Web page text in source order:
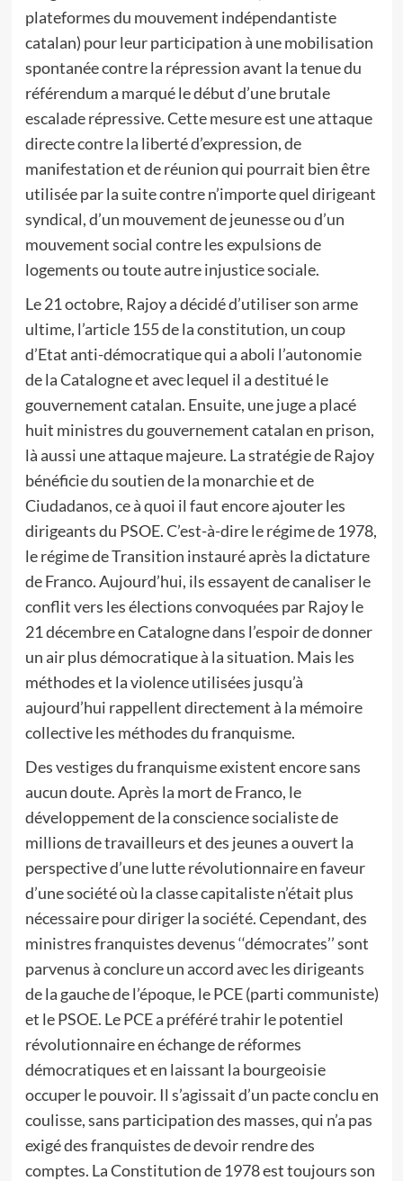
plateformes du mouvement indépendantiste
catalan) pour leur participation à une mobilisation
spontanée contre la répression avant la tenue du
référendum a marqué le début d’une brutale
escalade répressive. Cette mesure est une attaque
directe contre la liberté d’expression, de
manifestation et de réunion qui pourrait bien être
utilisée par la suite contre n’importe quel dirigeant
syndical, d’un mouvement de jeunesse ou d’un
mouvement social contre les expulsions de
logements ou toute autre injustice sociale.
Le 21 octobre, Rajoy a décidé d’utiliser son arme
ultime, l’article 155 de la constitution, un coup
d’Etat anti-démocratique qui a aboli l’autonomie
de la Catalogne et avec lequel il a destitué le
gouvernement catalan. Ensuite, une juge a placé
huit ministres du gouvernement catalan en prison,
là aussi une attaque majeure. La stratégie de Rajoy
bénéficie du soutien de la monarchie et de
Ciudadanos, ce à quoi il faut encore ajouter les
dirigeants du PSOE. C’est-à-dire le régime de 1978,
le régime de Transition instauré après la dictature
de Franco. Aujourd’hui, ils essayent de canaliser le
conflit vers les élections convoquées par Rajoy le
21 décembre en Catalogne dans l’espoir de donner
un air plus démocratique à la situation. Mais les
méthodes et la violence utilisées jusqu’à
aujourd’hui rappellent directement à la mémoire
collective les méthodes du franquisme.
Des vestiges du franquisme existent encore sans
aucun doute. Après la mort de Franco, le
développement de la conscience socialiste de
millions de travailleurs et des jeunes a ouvert la
perspective d’une lutte révolutionnaire en faveur
d’une société où la classe capitaliste n’était plus
nécessaire pour diriger la société. Cependant, des
ministres franquistes devenus ‘‘démocrates’’ sont
parvenus à conclure un accord avec les dirigeants
de la gauche de l’époque, le PCE (parti communiste)
et le PSOE. Le PCE a préféré trahir le potentiel
révolutionnaire en échange de réformes
démocratiques et en laissant la bourgeoisie
occuper le pouvoir. Il s’agissait d’un pacte conclu en
coulisse, sans participation des masses, qui n’a pas
exigé des franquistes de devoir rendre des
comptes. La Constitution de 1978 est toujours son